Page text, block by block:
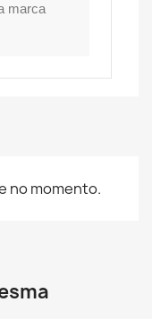
marca
no momento.